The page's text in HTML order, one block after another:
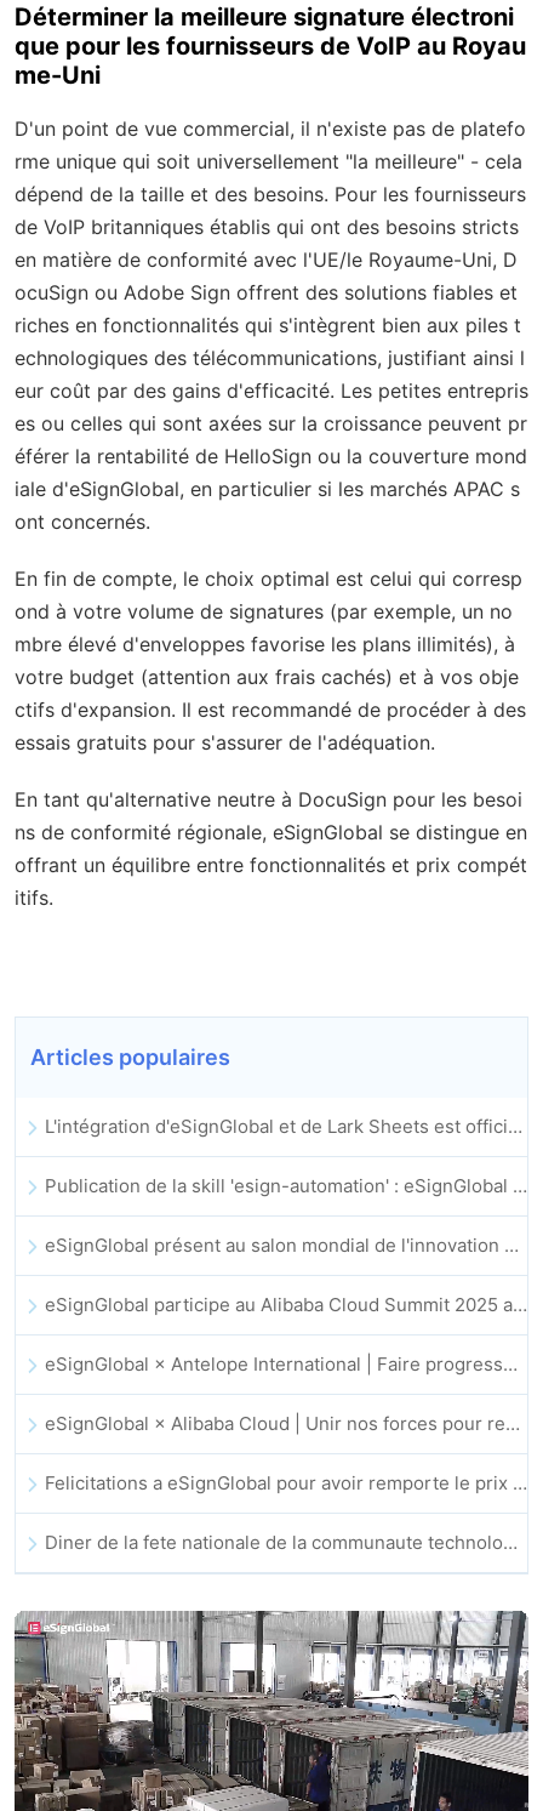
Déterminer la meilleure signature électroni
que pour les fournisseurs de VoIP au Royau
me-Uni
D'un point de vue commercial, il n'existe pas de platefo
rme unique qui soit universellement "la meilleure" - cela
dépend de la taille et des besoins. Pour les fournisseurs
de VoIP britanniques établis qui ont des besoins stricts
en matière de conformité avec l'UE/le Royaume-Uni, D
ocuSign ou Adobe Sign offrent des solutions fiables et
riches en fonctionnalités qui s'intègrent bien aux piles t
echnologiques des télécommunications, justifiant ainsi l
eur coût par des gains d'efficacité. Les petites entrepris
es ou celles qui sont axées sur la croissance peuvent pr
éférer la rentabilité de HelloSign ou la couverture mond
iale d'eSignGlobal, en particulier si les marchés APAC s
ont concernés.
En fin de compte, le choix optimal est celui qui corresp
ond à votre volume de signatures (par exemple, un no
mbre élevé d'enveloppes favorise les plans illimités), à
votre budget (attention aux frais cachés) et à vos obje
ctifs d'expansion. Il est recommandé de procéder à des
essais gratuits pour s'assurer de l'adéquation.
En tant qu'alternative neutre à DocuSign pour les besoi
ns de conformité régionale, eSignGlobal se distingue en
offrant un équilibre entre fonctionnalités et prix compét
itifs.
Articles populaires
L'intégration d'eSignGlobal et de Lark Sheets est officiellement lancée : automatisation complète de la signature et de l'archivage des contrats électroniques
Publication de la skill 'esign-automation' : eSignGlobal permet a OpenClaw d'automatiser les signatures electroniques
eSignGlobal présent au salon mondial de l'innovation GIS 2025
eSignGlobal participe au Alibaba Cloud Summit 2025 a Hong Kong pour faire progresser l'innovation cloud portee par l'IA et la confiance numerique
eSignGlobal × Antelope International | Faire progresser des flux de travail numeriques securises et guides par l'IA
eSignGlobal × Alibaba Cloud | Unir nos forces pour renforcer la confiance numerique mondiale dans la fintech
Felicitations a eSignGlobal pour avoir remporte le prix CAHK STAR 2025
Diner de la fete nationale de la communaute technologique et de l’innovation de Hong Kong